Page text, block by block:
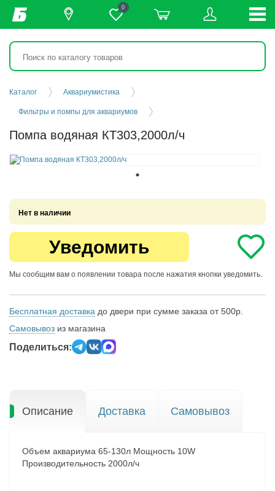
0
Каталог Аквариумистика
Фильтры и помпы для аквариумов
Помпа водяная КТ303,2000л/ч
Нет в наличии
Уведомить
Мы сообщим вам о появлении товара после нажатия кнопки уведомить.
Бесплатная доставка до двери при сумме заказа от 500р.
Самовывоз из магазина
Поделиться:
Описание Доставка Самовывоз
Объем аквариума 65-130л Мощность 10W
Производительность 2000л/ч